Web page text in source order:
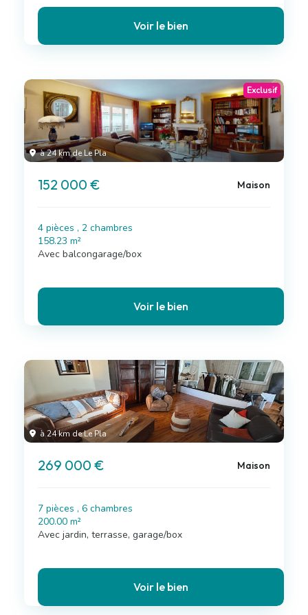
Voir le bien
à 24 km de Le Pla
Exclusif
152 000 € Maison
4 pièces , 2 chambres
158.23 m²
Avec balcongarage/box
Voir le bien
à 24 km de Le Pla
269 000 € Maison
7 pièces , 6 chambres
200.00 m²
Avec jardin, terrasse, garage/box
Voir le bien